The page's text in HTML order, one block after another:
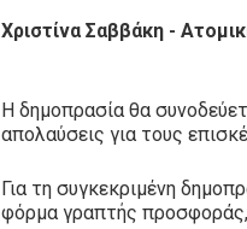
Χριστίνα Σαββάκη -
Η δημοπρασία θα
απολαύσεις για τους
Για τη συγκεκριμένη
φόρμα γραπτής προσφοράς,